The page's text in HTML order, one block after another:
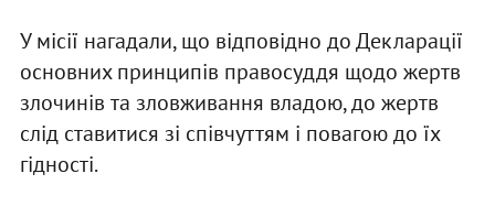
У місії нагадали, що відповідно до Декларації
основних принципів правосуддя щодо жертв
злочинів та зловживання владою, до жертв
слід ставитися зі співчуттям і повагою до їх
гідності.